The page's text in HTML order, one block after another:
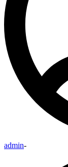
admin-